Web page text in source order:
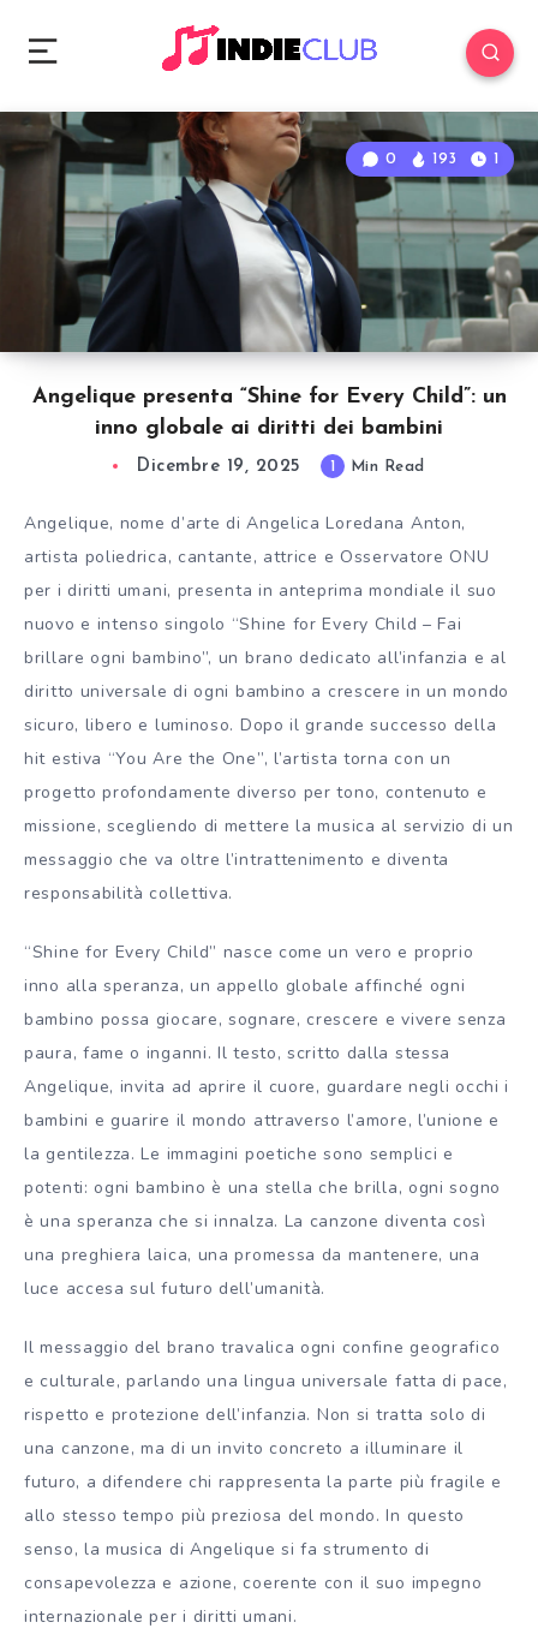
Angelique presenta “Shine for Every Child”: un
inno globale ai diritti dei bambini
0 193 1
Dicembre 19, 2025 1 Min Read
Angelique, nome d’arte di Angelica Loredana Anton,
artista poliedrica, cantante, attrice e Osservatore ONU
per i diritti umani, presenta in anteprima mondiale il suo
nuovo e intenso singolo “Shine for Every Child – Fai
brillare ogni bambino”, un brano dedicato all’infanzia e al
diritto universale di ogni bambino a crescere in un mondo
sicuro, libero e luminoso. Dopo il grande successo della
hit estiva “You Are the One”, l’artista torna con un
progetto profondamente diverso per tono, contenuto e
missione, scegliendo di mettere la musica al servizio di un
messaggio che va oltre l’intrattenimento e diventa
responsabilità collettiva.
“Shine for Every Child” nasce come un vero e proprio
inno alla speranza, un appello globale affinché ogni
bambino possa giocare, sognare, crescere e vivere senza
paura, fame o inganni. Il testo, scritto dalla stessa
Angelique, invita ad aprire il cuore, guardare negli occhi i
bambini e guarire il mondo attraverso l’amore, l’unione e
la gentilezza. Le immagini poetiche sono semplici e
potenti: ogni bambino è una stella che brilla, ogni sogno
è una speranza che si innalza. La canzone diventa così
una preghiera laica, una promessa da mantenere, una
luce accesa sul futuro dell’umanità.
Il messaggio del brano travalica ogni confine geografico
e culturale, parlando una lingua universale fatta di pace,
rispetto e protezione dell’infanzia. Non si tratta solo di
una canzone, ma di un invito concreto a illuminare il
futuro, a difendere chi rappresenta la parte più fragile e
allo stesso tempo più preziosa del mondo. In questo
senso, la musica di Angelique si fa strumento di
consapevolezza e azione, coerente con il suo impegno
internazionale per i diritti umani.